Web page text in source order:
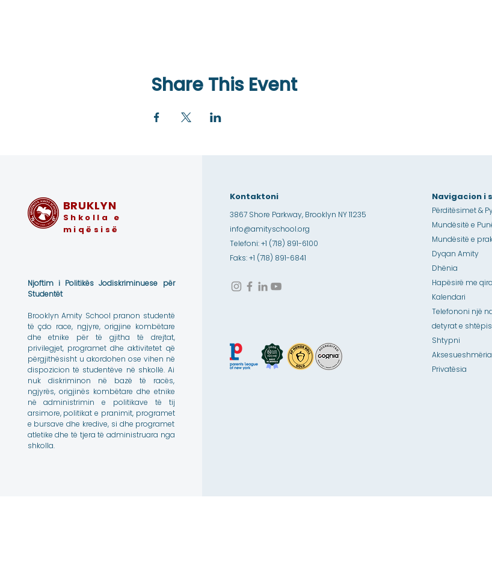
Share This Event
BRUKLYN
Shkolla e
miqësisë
Njoftim i Politikës Jodiskriminuese për
Studentët
Brooklyn Amity School pranon studentë
të çdo race, ngjyre, origjine kombëtare
dhe etnike për të gjitha të drejtat,
privilegjet, programet dhe aktivitetet që
përgjithësisht u akordohen ose vihen në
dispozicion të studentëve në shkollë. Ai
nuk diskriminon në bazë të racës,
ngjyrës, origjinës kombëtare dhe etnike
në administrimin e politikave të tij
arsimore, politikat e pranimit, programet
e bursave dhe kredive, si dhe programet
atletike dhe të tjera të administruara nga
shkolla.
Kontaktoni
3867 Shore Parkway, Brooklyn NY 11235
info@amityschool.org
Telefoni: +1 (718) 891-6100
Faks: +1 (718) 891-6841
Navigacion i
Përditësimet &
Mundësitë e
Mundësitë e
Dyqan Amity
Dhënia
Hapësirë me qira
Kalendari
Telefononi një
detyrat e
Shtypni
Aksesueshmëria
Privatësia